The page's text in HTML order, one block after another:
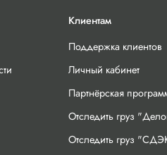
Клиентам
Поддержка клиентов
Личный кабинет
Партнёрская
Отследить груз
Отследить груз